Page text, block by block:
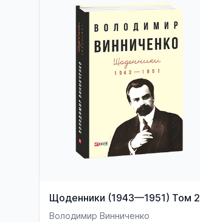
Щоденники (1943—1951) Том 2
Володимир Винниченко